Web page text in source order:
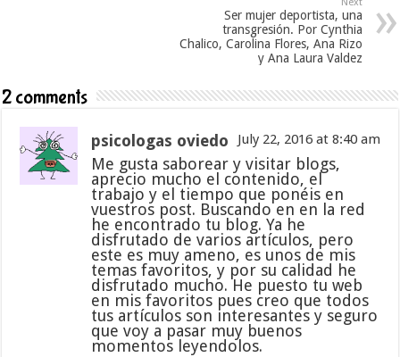
Ser mujer deportista, una
transgresión. Por Cynthia
Chalico, Carolina Flores, Ana Rizo
y Ana Laura Valdez
2 comments
psicologas oviedo July 22, 2016 at 8:40 am
Me gusta saborear y visitar blogs,
aprecio mucho el contenido, el
trabajo y el tiempo que ponéis en
vuestros post. Buscando en en la red
he encontrado tu blog. Ya he
disfrutado de varios artículos, pero
este es muy ameno, es unos de mis
temas favoritos, y por su calidad he
disfrutado mucho. He puesto tu web
en mis favoritos pues creo que todos
tus artículos son interesantes y seguro
que voy a pasar muy buenos
momentos leyendolos.